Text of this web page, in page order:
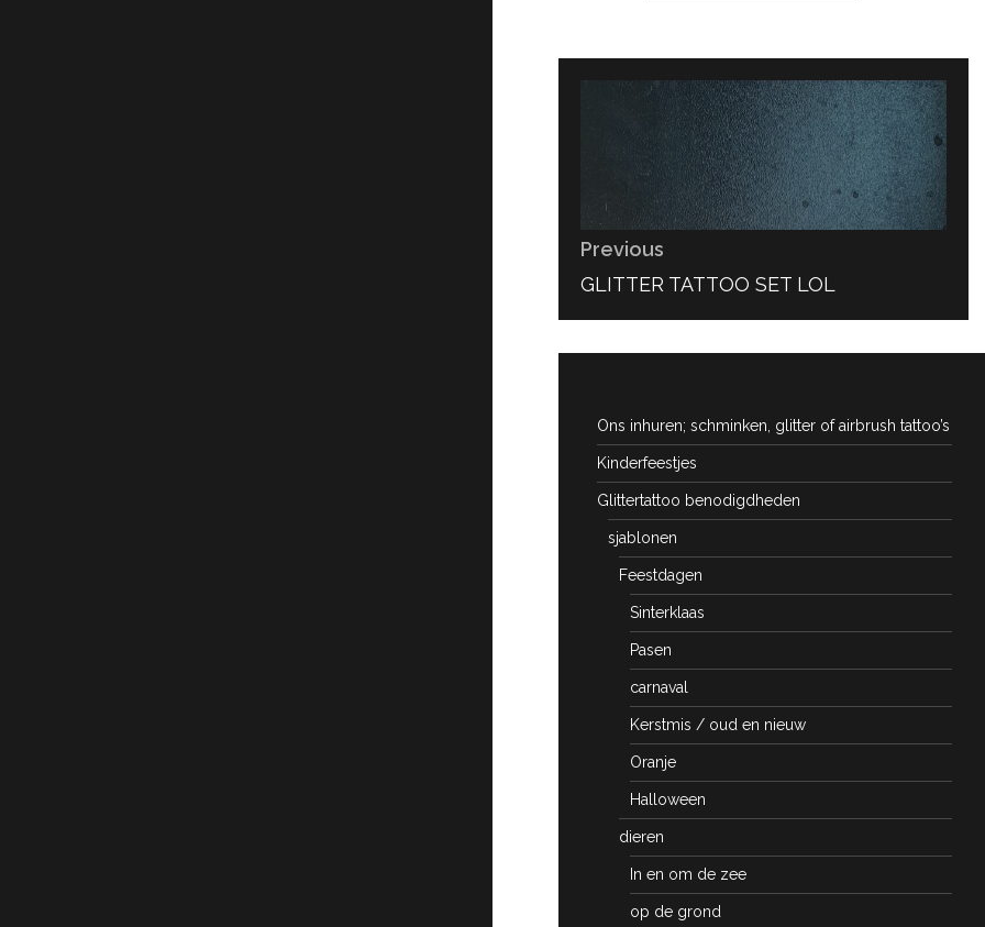
Bericht
navigatie
Previous
PREVIOUS
GLITTER TATTOO SET LOL
Ons inhuren; schminken, glitter of airbrush tattoo’s
Kinderfeestjes
Glittertattoo benodigdheden
sjablonen
Feestdagen
Sinterklaas
Pasen
carnaval
Kerstmis / oud en nieuw
Oranje
Halloween
dieren
In en om de zee
op de grond